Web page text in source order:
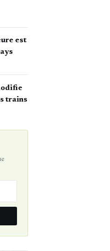
est
trains